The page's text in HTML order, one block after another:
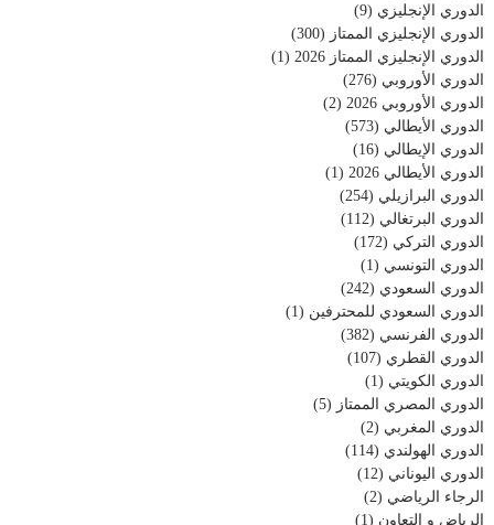
الدوري الإنجليزي (9)
الدوري الإنجليزي الممتاز (300)
الدوري الإنجليزي الممتاز 2026
(1)
الدوري الأوروبي (276)
الدوري الأوروبي 2026
(2)
الدوري الأيطالي (573)
الدوري الإيطالي (16)
الدوري الأيطالي 2026
(1)
الدوري البرازيلي (254)
الدوري البرتغالي (112)
الدوري التركي (172)
الدوري التونسي (1)
الدوري السعودي (242)
الدوري السعودي للمحترفين (1)
الدوري الفرنسي (382)
الدوري القطري (107)
الدوري الكويتي (1)
الدوري المصري الممتاز (5)
الدوري المغربي (2)
الدوري الهولندي (114)
الدوري اليوناني (12)
الرجاء الرياضي (2)
الرياض و التعاون (1)